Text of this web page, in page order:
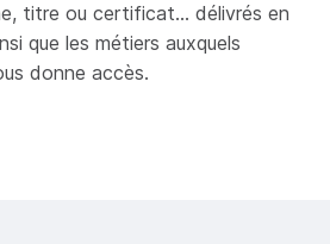
des caractères
titre ou certificat... délivrés en
que les métiers auxquels
donne accès.